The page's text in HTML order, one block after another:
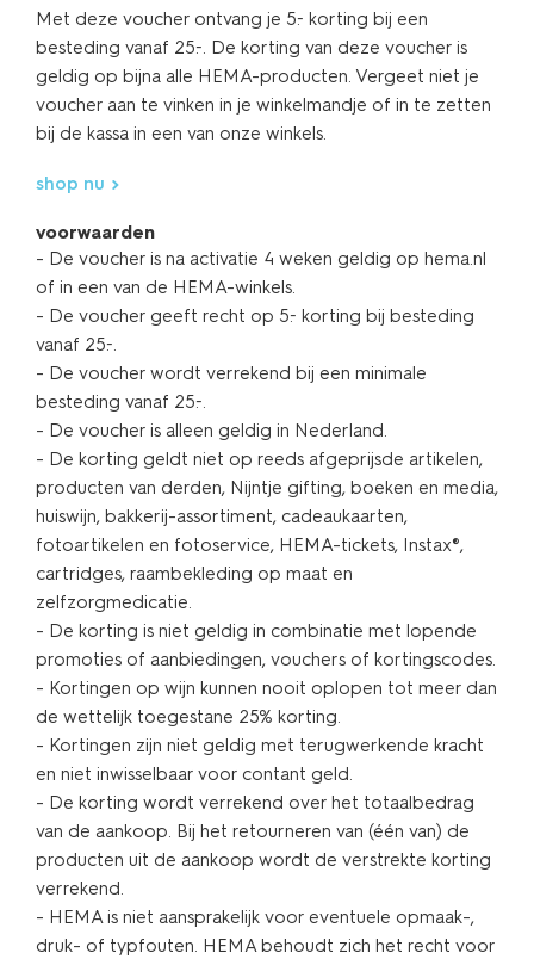
Met deze voucher ontvang je 5.- korting bij een
besteding vanaf 25.-. De korting van deze voucher is
geldig op bijna alle HEMA-producten. Vergeet niet je
voucher aan te vinken in je winkelmandje of in te zetten
bij de kassa in een van onze winkels.
shop nu
voorwaarden
- De voucher is na activatie 4 weken geldig op hema.nl
of in een van de HEMA-winkels.
- De voucher geeft recht op 5.- korting bij besteding
vanaf 25.-.
- De voucher wordt verrekend bij een minimale
besteding vanaf 25.-.
- De voucher is alleen geldig in Nederland.
- De korting geldt niet op reeds afgeprijsde artikelen,
producten van derden, Nijntje gifting, boeken en media,
huiswijn, bakkerij-assortiment, cadeaukaarten,
fotoartikelen en fotoservice, HEMA-tickets, Instax®,
cartridges, raambekleding op maat en
zelfzorgmedicatie.
- De korting is niet geldig in combinatie met lopende
promoties of aanbiedingen, vouchers of kortingscodes.
- Kortingen op wijn kunnen nooit oplopen tot meer dan
de wettelijk toegestane 25% korting.
- Kortingen zijn niet geldig met terugwerkende kracht
en niet inwisselbaar voor contant geld.
- De korting wordt verrekend over het totaalbedrag
van de aankoop. Bij het retourneren van (één van) de
producten uit de aankoop wordt de verstrekte korting
verrekend.
- HEMA is niet aansprakelijk voor eventuele opmaak-,
druk- of typfouten. HEMA behoudt zich het recht voor